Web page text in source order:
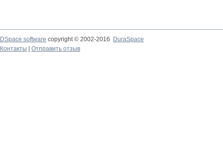
DSpace software copyright © 2002-2016
DuraSpace
Контакты
Отправить отзыв